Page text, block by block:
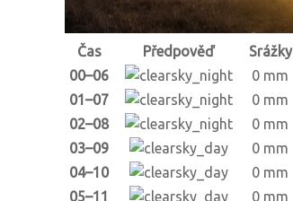
Čas Předpověď Srážky
00–06
0 mm
01–07
0 mm
02–08
0 mm
03–09
0 mm
04–10
0 mm
05–11
0 mm